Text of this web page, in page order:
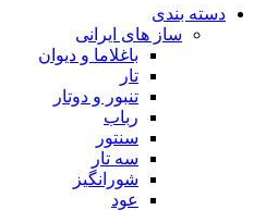
دسته بندی
ساز های ایرانی
باغلاما و دیوان
تار
تنبور و دوتار
رباب
سنتور
سه تار
شورانگیز
عود